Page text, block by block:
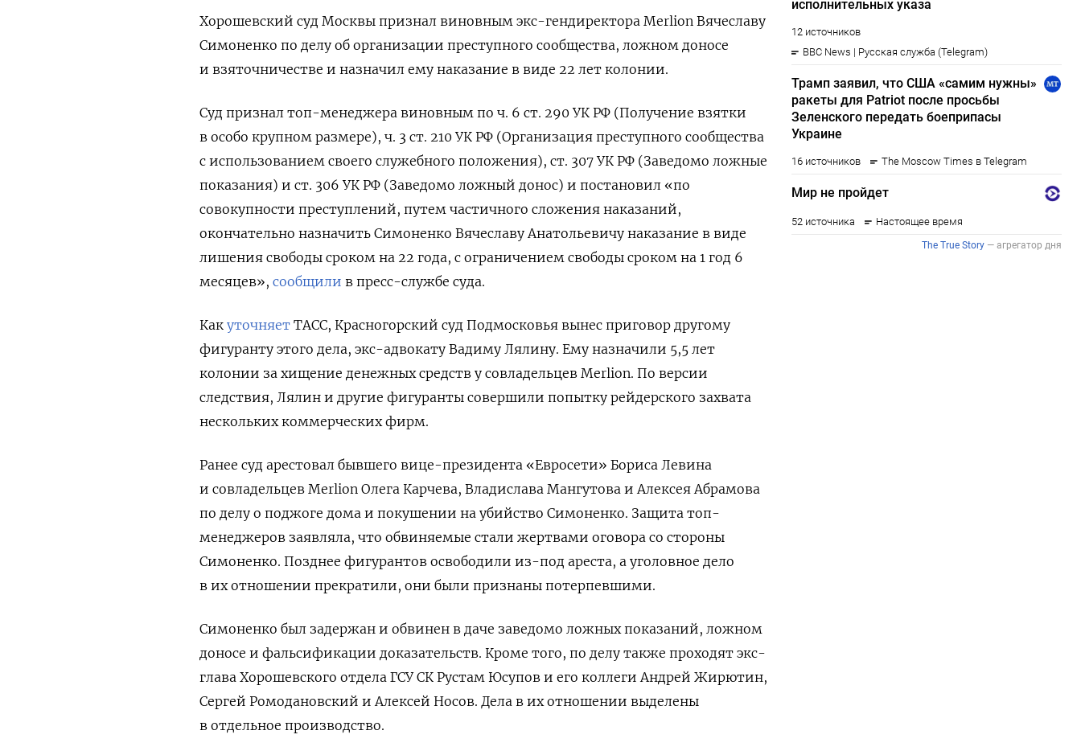
Хорошевский суд Москвы признал виновным экс-гендиректора Merlion Вячеславу
Симоненко по делу об организации преступного сообщества, ложном доносе
и взяточничестве и назначил ему наказание в виде 22 лет колонии.
Суд признал топ-менеджера виновным по ч. 6 ст. 290 УК РФ (Получение взятки
в особо крупном размере), ч. 3 ст. 210 УК РФ (Организация преступного сообщества
с использованием своего служебного положения), ст. 307 УК РФ (Заведомо ложные
показания) и ст. 306 УК РФ (Заведомо ложный донос) и постановил «по
совокупности преступлений, путем частичного сложения наказаний,
окончательно назначить Симоненко Вячеславу Анатольевичу наказание в виде
лишения свободы сроком на 22 года, с ограничением свободы сроком на 1 год 6
месяцев», сообщили в пресс-службе суда.
Как уточняет ТАСС, Красногорский суд Подмосковья вынес приговор другому
фигуранту этого дела, экс-адвокату Вадиму Лялину. Ему назначили 5,5 лет
колонии за хищение денежных средств у совладельцев Merlion. По версии
следствия, Лялин и другие фигуранты совершили попытку рейдерского захвата
нескольких коммерческих фирм.
Ранее суд арестовал бывшего вице-президента «Евросети» Бориса Левина
и совладельцев Merlion Олега Карчева, Владислава Мангутова и Алексея Абрамова
по делу о поджоге дома и покушении на убийство Симоненко. Защита топ-
менеджеров заявляла, что обвиняемые стали жертвами оговора со стороны
Симоненко. Позднее фигурантов освободили из-под ареста, а уголовное дело
в их отношении прекратили, они были признаны потерпевшими.
Симоненко был задержан и обвинен в даче заведомо ложных показаний, ложном
доносе и фальсификации доказательств. Кроме того, по делу также проходят экс-
глава Хорошевского отдела ГСУ СК Рустам Юсупов и его коллеги Андрей Жирютин,
Сергей Ромодановский и Алексей Носов. Дела в их отношении выделены
в отдельное производство.